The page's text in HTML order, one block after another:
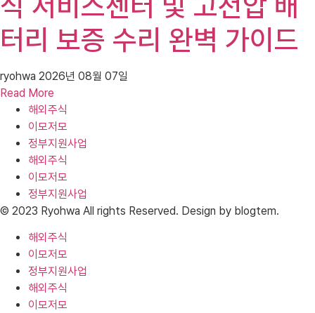
터리 보증 수리 완벽 가이드
ryohwa 2026년 08월 07일
Read More
해외주식
이모저모
정부지원사업
해외주식
이모저모
정부지원사업
© 2023 Ryohwa All rights Reserved. Design by blogtem.
해외주식
이모저모
정부지원사업
해외주식
이모저모